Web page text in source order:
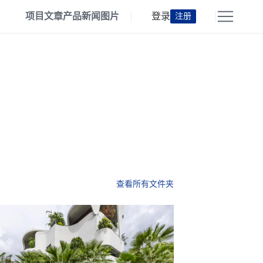
项目文章产品新闻 图片 登录 注册
查看所有文件夹